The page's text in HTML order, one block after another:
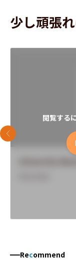
少し頑張
閲覧する
前のスライド
Recommend